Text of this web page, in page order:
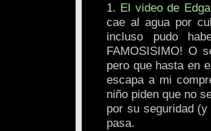
1. El video de
cae al agua por
incluso pudo
FAMOSISIMO! O
pero que hasta en
escapa a mi
niño piden que no
por su seguridad
pasa.